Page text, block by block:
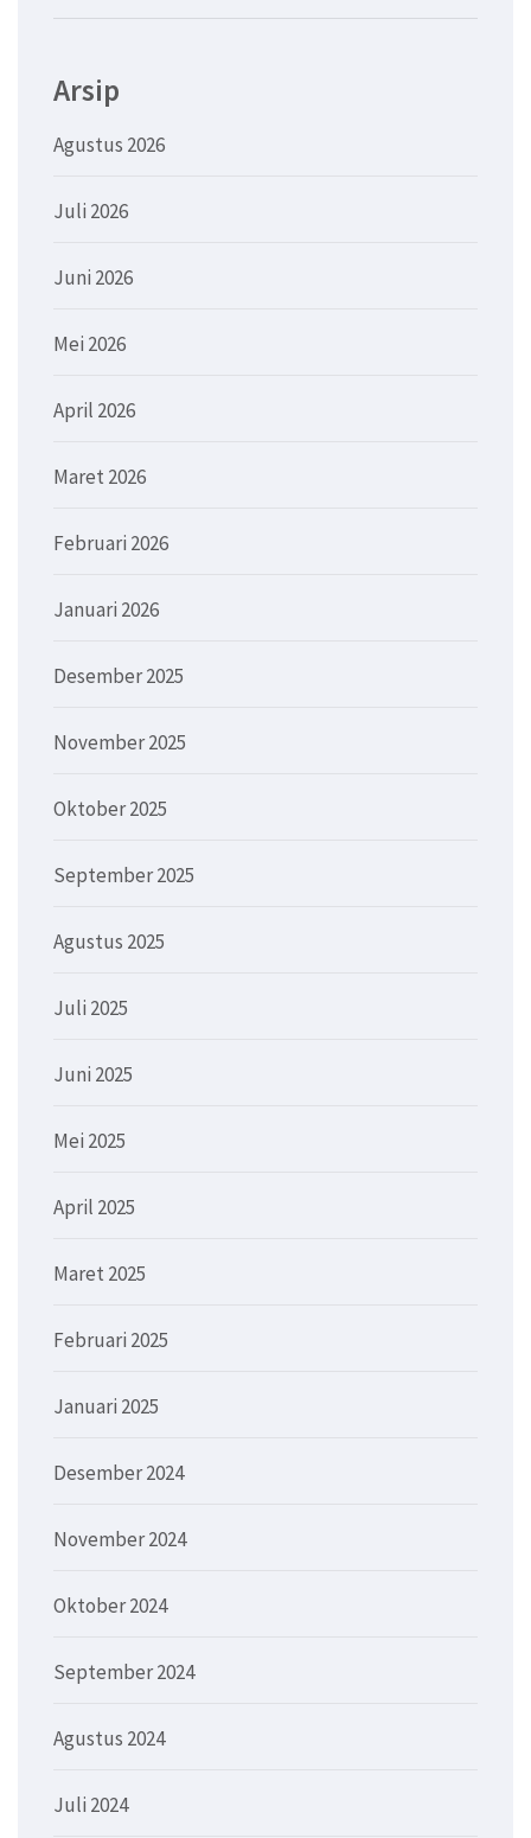
Arsip
Agustus 2026
Juli 2026
Juni 2026
Mei 2026
April 2026
Maret 2026
Februari 2026
Januari 2026
Desember 2025
November 2025
Oktober 2025
September 2025
Agustus 2025
Juli 2025
Juni 2025
Mei 2025
April 2025
Maret 2025
Februari 2025
Januari 2025
Desember 2024
November 2024
Oktober 2024
September 2024
Agustus 2024
Juli 2024